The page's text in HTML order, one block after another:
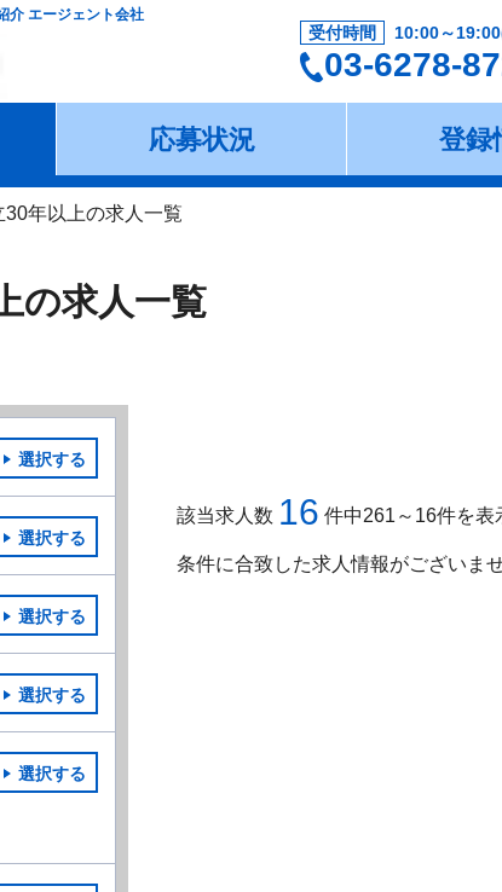
介 エージェント会社
受付時間 10:00～
03-6278-
応募状況 登録
30年以上の求人一覧
の求人一覧
該当求人数 16 件中261～16件を表
条件に合致した求人情報がございま
選択する
選択する
選択する
選択する
選択する